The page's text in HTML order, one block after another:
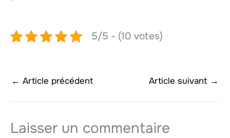
5/5 - (10 votes)
← Article précédent Article suivant →
Laisser un commentaire